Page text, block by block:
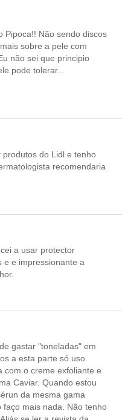
Pipoca!! Não sendo discos
sobre a pele com
não sei que principio
pode tolerar...
do Lidl e tenho
recomendaria
a usar protector
e e impressionante a
gastar "toneladas" em
a esta parte só uso
com o creme exfoliante e
Caviar. Quando estou
da mesma gama
mais nada. Não tenho